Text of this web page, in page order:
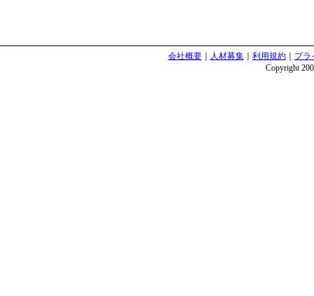
会社概要｜ 人材募集｜ 利用規約｜ プラ
Copyright